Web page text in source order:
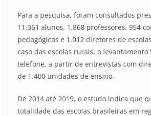
Para a pesquisa, foram consultados
11.361 alunos, 1.868 professores, 954
pedagógicos e 1.012 diretores de
caso das escolas rurais, o
telefone, a partir de entrevistas com
de 1.400 unidades de ensino.
De 2014 até 2019, o estudo indica que
totalidade das escolas brasileiras em